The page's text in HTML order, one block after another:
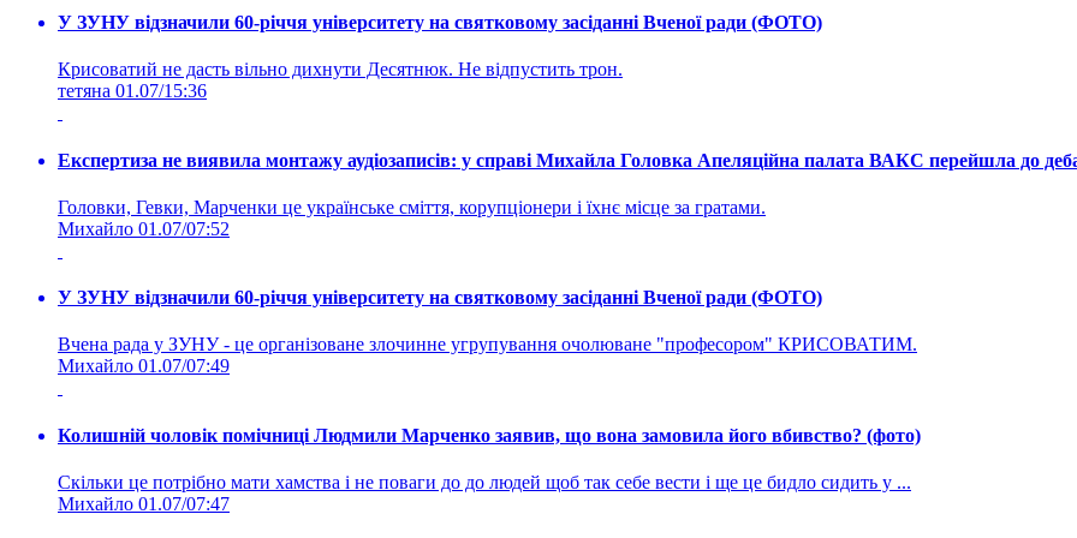
У ЗУНУ відзначили 60-річчя університету на святковому засіданні Вченої ради (ФОТО)
Крисоватий не дасть вільно дихнути Десятнюк. Не відпустить трон.
тетяна 01.07/15:36
Експертиза не виявила монтажу аудіозаписів: у справі Михайла Головка Апеляційна палата ВАКС перейшла до
Головки, Гевки, Марченки це українське сміття, корупціонери і їхнє місце за гратами.
Михайло 01.07/07:52
У ЗУНУ відзначили 60-річчя університету на святковому засіданні Вченої ради (ФОТО)
Вчена рада у ЗУНУ - це організоване злочинне угрупування очолюване "професором" КРИСОВАТИМ.
Михайло 01.07/07:49
Колишній чоловік помічниці Людмили Марченко заявив, що вона замовила його вбивство? (фото)
Скільки це потрібно мати хамства і не поваги до до людей щоб так себе вести і ще це бидло сидить у ...
Михайло 01.07/07:47